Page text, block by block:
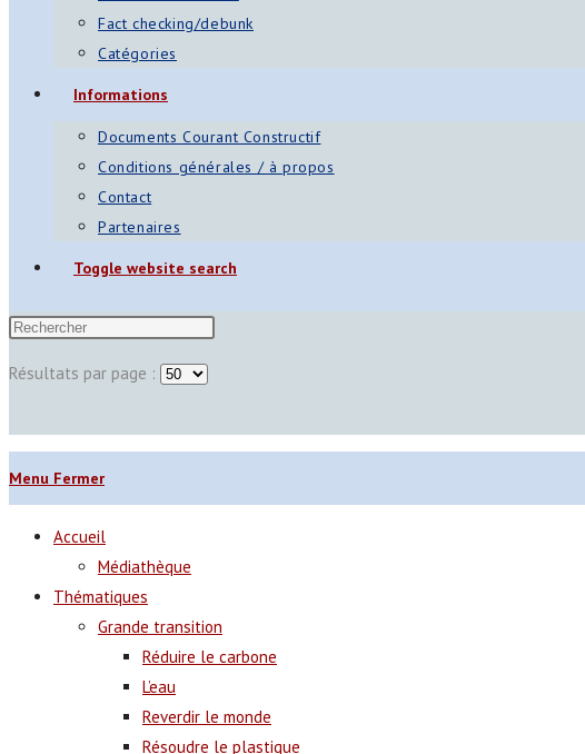
Fact checking/debunk
Catégories
Informations
Documents Courant Constructif
Conditions générales / à propos
Contact
Partenaires
Toggle website search
Résultats par page :
Menu Fermer
Accueil
Médiathèque
Thématiques
Grande transition
Réduire le carbone
L’eau
Reverdir le monde
Résoudre le plastique